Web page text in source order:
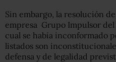
Sin embargo, la resolución
empresa Grupo Impulsor del
cual se había inconformado
listados son
defensa y de legalidad